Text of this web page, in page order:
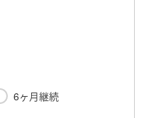
6ヶ月継続